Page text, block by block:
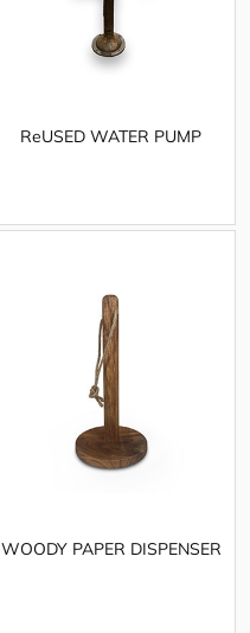
ReUSED WATER PUMP
WOODY PAPER DISPENSER